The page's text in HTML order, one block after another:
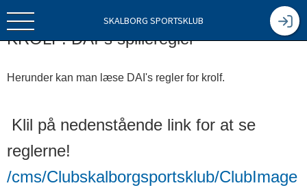
SKALBORG SPORTSKLUB
KROLF: DAI´s spilleregler
Herunder kan man læse DAI's regler for krolf.
Klil på nedenstående link for at se
reglerne!
/cms/Clubskalborgsportsklub/ClubImage